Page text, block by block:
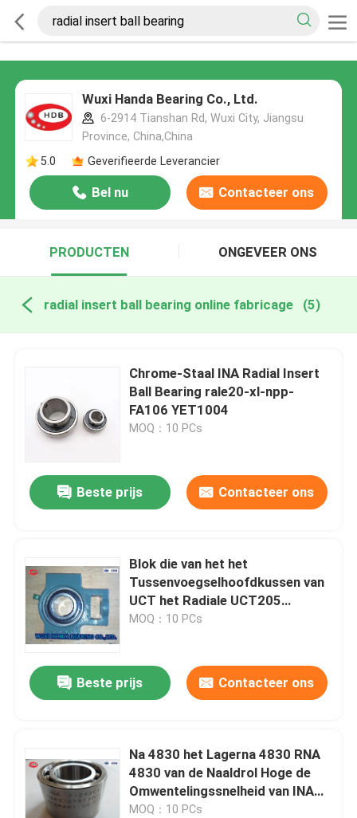
Wuxi Handa Bearing Co., Ltd.
6-2914 Tianshan Rd, Wuxi City, Jiangsu
Province, China,China
5.0
Geverifieerde Leverancier
Bel nu Contacteer ons
PRODUCTEN ONGEVEER ONS
radial insert ball bearing online fabricage (5)
Chrome-Staal INA Radial Insert
Ball Bearing rale20-xl-npp-
FA106 YET1004
MOQ：10 PCs
Beste prijs Contacteer ons
Blok die van het het
Tussenvoegselhoofdkussen van
UCT het Radiale UCT205
UCT206 FYH dragen neemt
MOQ：10 PCs
Beste prijs Contacteer ons
Na 4830 het Lagerna 4830 RNA
4830 van de Naaldrol Hoge de
Omwentelingssnelheid van INA
IKO voor Pomp
MOQ：10 PCs